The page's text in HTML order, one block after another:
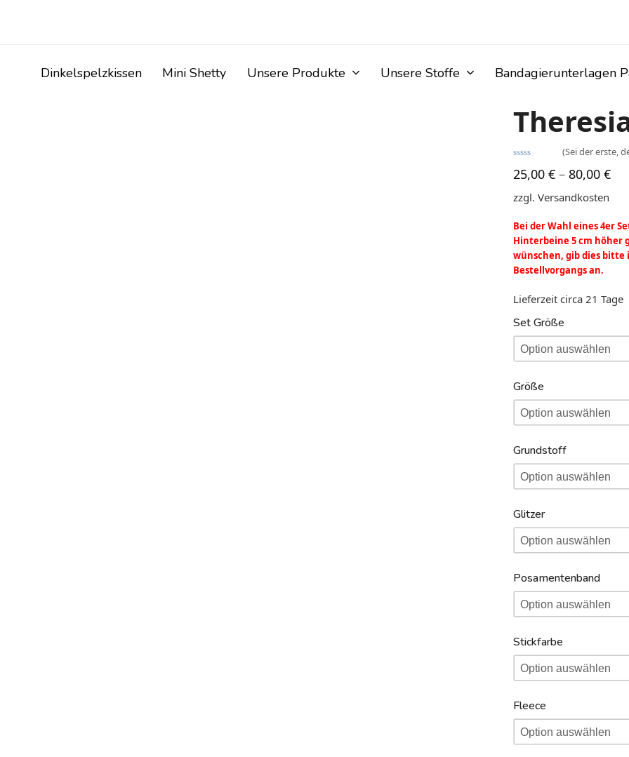
Dinkelspelzkissen
Mini Shetty Unsere Produkte Unsere Stoffe Bandagierunterlagen
mit
5
(Sei der erste,
25,00 €– 80,00 €
zzgl. Versandkosten
Bei der Wahl eines 4er
Hinterbeine 5 cm höher
wünschen, gib dies bitte
Bestellvorgangs an.
Lieferzeit circa 21 Tage
Set Größe
Größe
Grundstoff
Glitzer
Posamentenband
Stickfarbe
Fleece